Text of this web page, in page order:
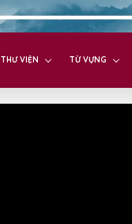
THƯ VIỆN TỪ VỰNG